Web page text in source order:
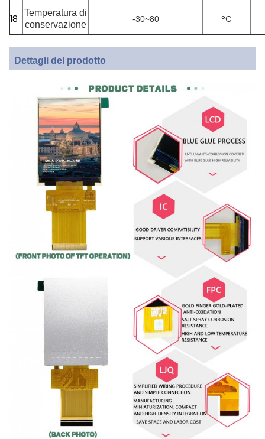
18
Temperatura di
conservazione
-30~80 °C
Dettagli del prodotto